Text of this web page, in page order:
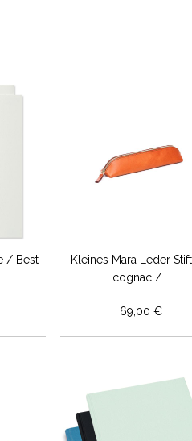
/ Best
Kleines Mara Leder
cognac /...
69,00 €